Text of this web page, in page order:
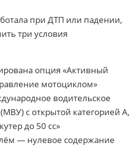
при ДТП или падении,
три условия
опция «Активный
мотоциклом»
водительское
с открытой категорией А,
до 50 cc»
— нулевое содержание